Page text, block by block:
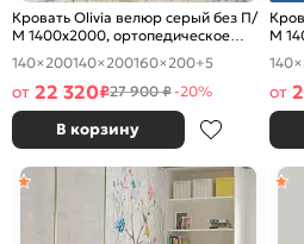
Кровать Olivia велюр серый без П/
М 1400x2000, ортопедическое
основание, изголовье мягкое
140×200140×200160×200+5
от 22 320₽27 900 ₽-20%
В корзину
М
от